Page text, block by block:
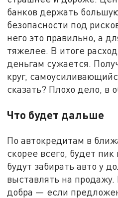
банков держать
безопасности под
него это правильно, а
тяжелее. В итоге
деньгам сужается.
круг,
сказать? Плохо дело, в
Что будет дальше
По автокредитам в
скорее всего, будет
будут забирать авто у
выставлять на продажу.
добра — если